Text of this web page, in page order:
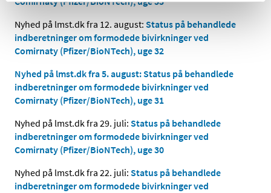
Nyhed på lmst.dk fra 12. august: Status på behandlede
indberetninger om formodede bivirkninger ved
Comirnaty (Pfizer/BioNTech), uge 32
Nyhed på lmst.dk fra 5. august: Status på behandlede
indberetninger om formodede bivirkninger ved
Comirnaty (Pfizer/BioNTech), uge 31
Nyhed på lmst.dk fra 29. juli: Status på behandlede
indberetninger om formodede bivirkninger ved
Comirnaty (Pfizer/BioNTech), uge 30
Nyhed på lmst.dk fra 22. juli: Status på behandlede
indberetninger om formodede bivirkninger ved